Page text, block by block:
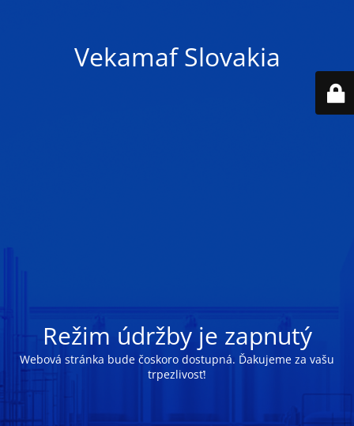
Vekamaf Slovakia
Režim údržby je zapnutý
Webová stránka bude čoskoro dostupná. Ďakujeme za vašu
trpezlivosť!